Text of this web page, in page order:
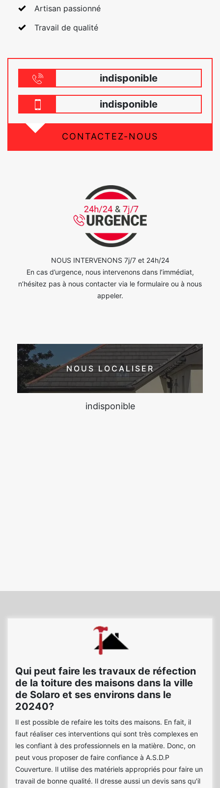
Artisan passionné
Travail de qualité
indisponible
indisponible
CONTACTEZ-NOUS
NOUS INTERVENONS 7j/7 et 24h/24
En cas d’urgence, nous intervenons dans l’immédiat,
n’hésitez pas à nous contacter via le formulaire ou à nous
appeler.
NOUS LOCALISER
indisponible
Qui peut faire les travaux de réfection
de la toiture des maisons dans la ville
de Solaro et ses environs dans le
20240?
Il est possible de refaire les toits des maisons. En fait, il
faut réaliser ces interventions qui sont très complexes en
les confiant à des professionnels en la matière. Donc, on
peut vous proposer de faire confiance à A.S.D.P
Couverture. Il utilise des matériels appropriés pour faire un
travail de bonne qualité. Il dresse aussi un devis sans qu'il